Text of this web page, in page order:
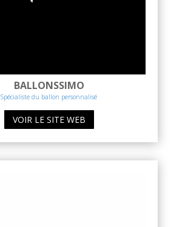
BALLONSSIMO
Spécialiste du ballon personnalisé
VOIR LE SITE WEB